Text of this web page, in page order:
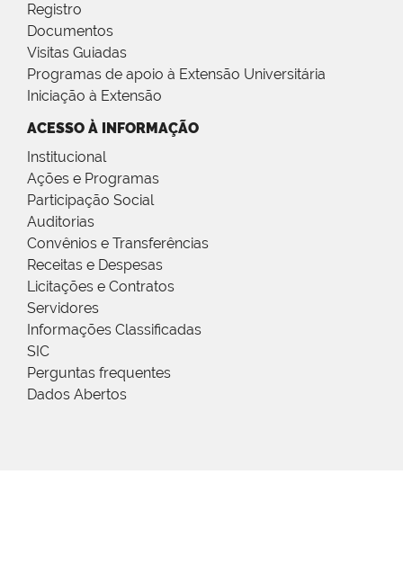
Registro
Documentos
Visitas Guiadas
Programas de apoio à Extensão Universitária
Iniciação à Extensão
ACESSO À INFORMAÇÃO
Institucional
Ações e Programas
Participação Social
Auditorias
Convênios e Transferências
Receitas e Despesas
Licitações e Contratos
Servidores
Informações Classificadas
SIC
Perguntas frequentes
Dados Abertos